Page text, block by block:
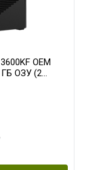
OEM
ГБ ОЗУ (2
16GB GDDR7